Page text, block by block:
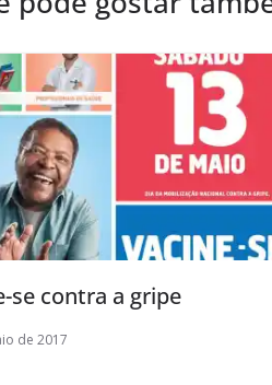
se contra a gripe
de 2017